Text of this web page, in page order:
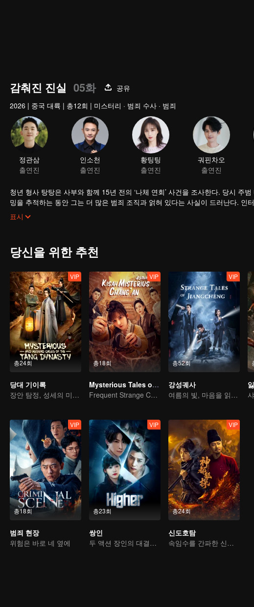
감춰진 진실 05화
공유
2026 | 중국 대륙 | 총12회 | 미스터리 · 범죄 수사 · 범죄
정관삼
출연진
인소천
출연진
청년 형사 탕탕은 사부와 함께 15년 전의 ‘나체 연회’ 사건을 조사한다. 당시 주
밍을 추적하는 동안 그는 더 많은 범죄 조직과 얽혀 있다는 사실이 드러난다. 인
제로 사람들을 속여 불법 이득을 취하고 있었고, 이 사건은 바이치밍의 범죄와
장을 일으키고 있었고, 독성 음식에 의해 피해를 본 노인과 어린이들의 사건을
표시
당신을 위한 추천
총24회
VIP
당대 기이록
장안 탐정, 성세의 미궁을 풀다
총18회
VIP
Mysterious Tales of Chang'An
Frequent Strange Cases in Chang'an! Only For The Daring People
총52회
VIP
강성궤사
여름의 빛, 마음을 읽는 탐정
총18회
VIP
범죄 현장
위험은 바로 네 옆에
총23회
VIP
쌍인
두 액션 장인의 대결과 구원
총24회
VIP
신도호탐
속임수를 간파한 신도에서의 괴안 수사